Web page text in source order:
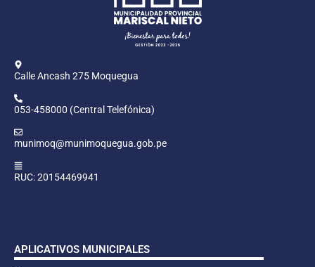
Calle Ancash 275 Moquegua
053-458000 (Central Telefónica)
munimoq@munimoquegua.gob.pe
RUC: 20154469941
APLICATIVOS MUNICIPALES